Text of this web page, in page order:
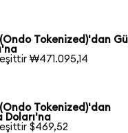
Tokenized)'dan
₩471.095,14
Tokenized)'dan
Doları'na
$469,52